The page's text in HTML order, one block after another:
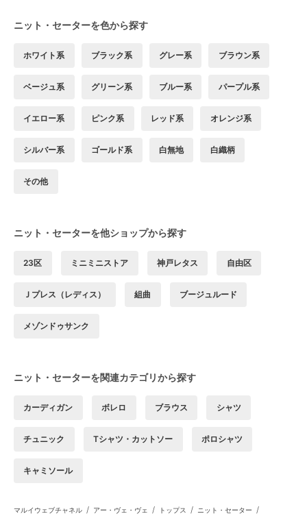
ニット・セーターを色から探す
ホワイト系 ブラック系 グレー系 ブラウン系
ベージュ系 グリーン系 ブルー系 パープル系
イエロー系 ピンク系 レッド系 オレンジ系
シルバー系 ゴールド系 白無地 白織柄
その他
ニット・セーターを他ショップから探す
23区 ミニミニストア 神戸レタス 自由区
Ｊプレス（レディス） 組曲 ブージュルード
メゾンドゥサンク
ニット・セーターを関連カテゴリから探す
カーディガン ボレロ ブラウス シャツ
チュニック Tシャツ・カットソー ポロシャツ
キャミソール
マルイウェブチャネル / アー・ヴェ・ヴェ / トップス / ニット・セーター /